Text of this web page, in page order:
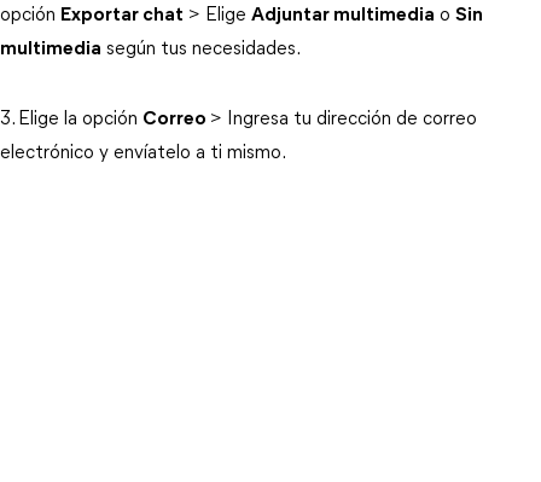
opción Exportar chat > Elige Adjuntar multimedia o Sin
multimedia según tus necesidades.
3. Elige la opción Correo > Ingresa tu dirección de correo
electrónico y envíatelo a ti mismo.